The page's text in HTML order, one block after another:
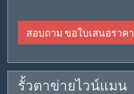
สอบถาม ขอใบเสนอราคา
รั้วตาข่ายไวน์แมน